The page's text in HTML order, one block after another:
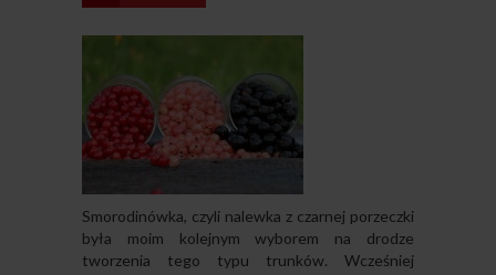
Smorodinówka, czyli nalewka z czarnej porzeczki
była moim kolejnym wyborem na drodze
tworzenia tego typu trunków. Wcześniej